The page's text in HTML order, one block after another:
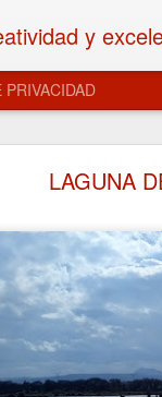
LAGUNA
y
PRIVACIDAD